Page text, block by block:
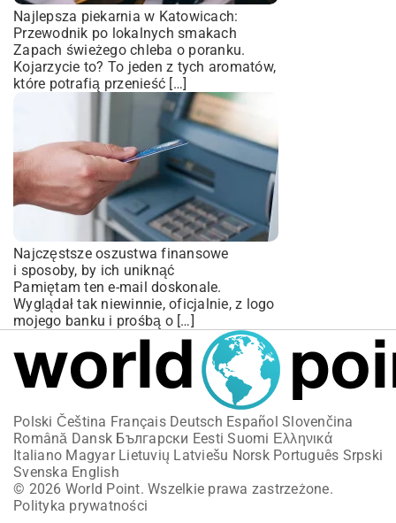
Najlepsza piekarnia w Katowicach:
Przewodnik po lokalnych smakach
Zapach świeżego chleba o poranku.
Kojarzycie to? To jeden z tych aromatów,
które potrafią przenieść […]
Najczęstsze oszustwa finansowe
i sposoby, by ich uniknąć
Pamiętam ten e-mail doskonale.
Wyglądał tak niewinnie, oficjalnie, z logo
mojego banku i prośbą o […]
Polski Čeština Français Deutsch Español Slovenčina
Română Dansk Български Eesti Suomi Ελληνικά
Italiano Magyar Lietuvių Latviešu Norsk Português Srpski
Svenska English
© 2026 World Point. Wszelkie prawa zastrzeżone.
Polityka prywatności